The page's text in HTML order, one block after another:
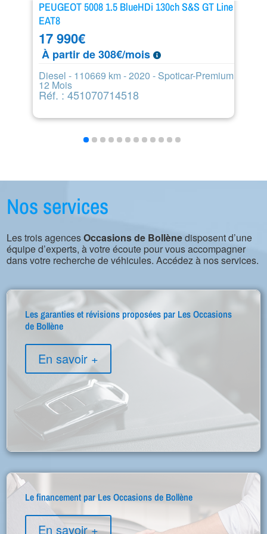
PEUGEOT 5008 1.5 BlueHDi 130ch S&S GT Line
EAT8
17 990€
À partir de 308€/mois
Diesel - 110669 km - 2020 - Spoticar-Premium
12 Mois
Réf. : 451070714518
Nos services
Les trois agencesOccasions de Bollènedisposent d’une
équipe d’experts, à votre écoute pour vous accompagner
dans votre recherche de véhicules. Accédez à nos services.
Les garanties et révisions proposées par Les Occasions
de Bollène
En savoir +
Le financement par Les Occasions de Bollène
En savoir +